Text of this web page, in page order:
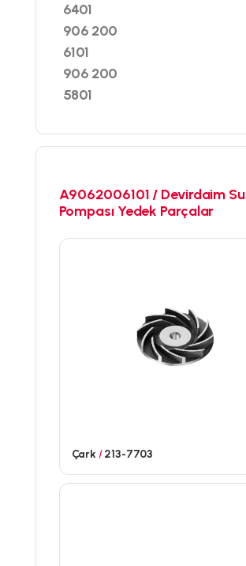
6401
906 200
6101
906 200
5801
A9062006101 / Devirdaim Su
Pompası Yedek Parçalar
Çark /213-7703